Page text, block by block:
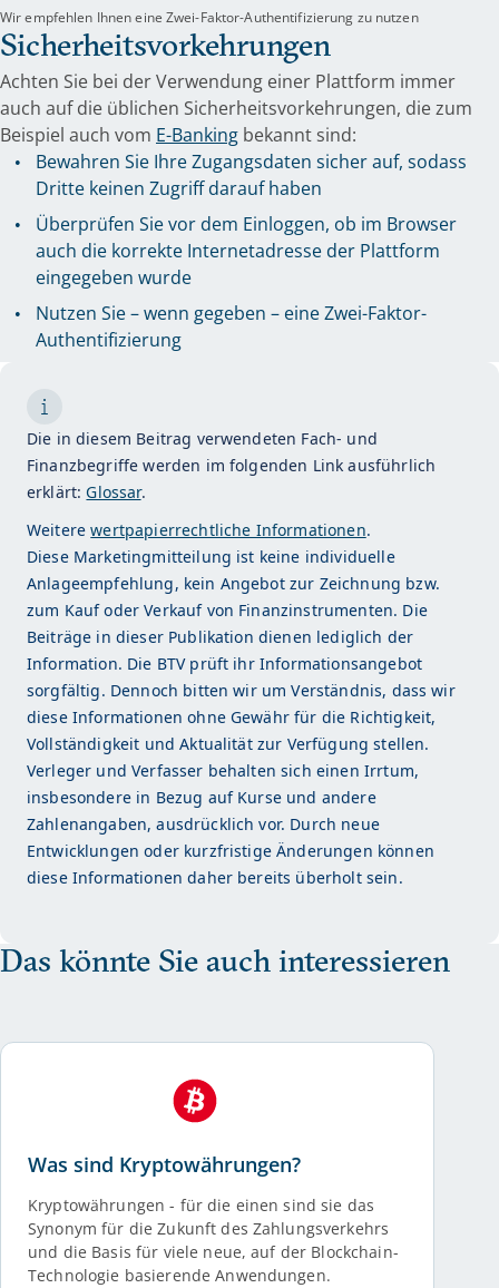
Sicherheitsvorkehrungen
Achten Sie bei der Verwendung einer Plattform immer
auch auf die üblichen Sicherheitsvorkehrungen, die zum
Beispiel auch vom E-Banking bekannt sind:
Bewahren Sie Ihre Zugangsdaten sicher auf, sodass
Dritte keinen Zugriff darauf haben
Überprüfen Sie vor dem Einloggen, ob im Browser
auch die korrekte Internetadresse der Plattform
eingegeben wurde
Nutzen Sie – wenn gegeben – eine Zwei-Faktor-
Authentifizierung
Wir empfehlen Ihnen eine Zwei-Faktor-Authentifizierung zu nutzen
Die in diesem Beitrag verwendeten Fach- und
Finanzbegriffe werden im folgenden Link ausführlich
erklärt: Glossar.
Weiterewertpapierrechtliche Informationen.
Diese Marketingmitteilung ist keine individuelle
Anlageempfehlung, kein Angebot zur Zeichnung bzw.
zum Kauf oder Verkauf von Finanzinstrumenten. Die
Beiträge in dieser Publikation dienen lediglich der
Information. Die BTV prüft ihr Informationsangebot
sorgfältig. Dennoch bitten wir um Verständnis, dass wir
diese Informationen ohne Gewähr für die Richtigkeit,
Vollständigkeit und Aktualität zur Verfügung stellen.
Verleger und Verfasser behalten sich einen Irrtum,
insbesondere in Bezug auf Kurse und andere
Zahlenangaben, ausdrücklich vor. Durch neue
Entwicklungen oder kurzfristige Änderungen können
diese Informationen daher bereits überholt sein.
Das könnte Sie auch interessieren
Was sind Kryptowährungen?
Kryptowährungen - für die einen sind sie das
Synonym für die Zukunft des Zahlungsverkehrs
und die Basis für viele neue, auf der Blockchain-
Technologie basierende Anwendungen.